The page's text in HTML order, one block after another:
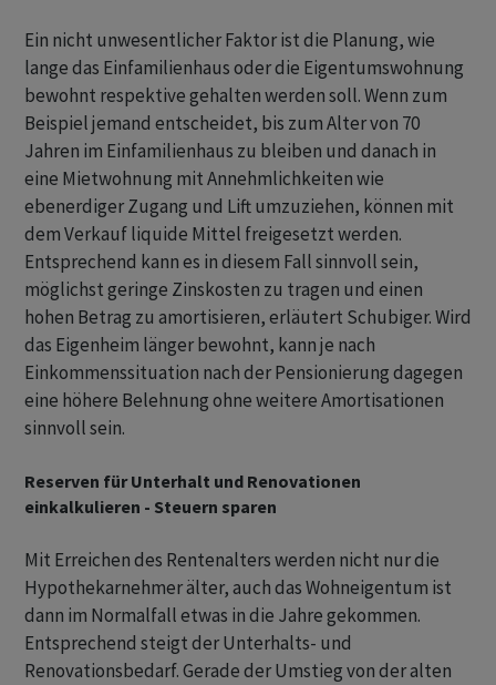
Ein nicht unwesentlicher Faktor ist die Planung, wie
lange das Einfamilienhaus oder die Eigentumswohnung
bewohnt respektive gehalten werden soll. Wenn zum
Beispiel jemand entscheidet, bis zum Alter von 70
Jahren im Einfamilienhaus zu bleiben und danach in
eine Mietwohnung mit Annehmlichkeiten wie
ebenerdiger Zugang und Lift umzuziehen, können mit
dem Verkauf liquide Mittel freigesetzt werden.
Entsprechend kann es in diesem Fall sinnvoll sein,
möglichst geringe Zinskosten zu tragen und einen
hohen Betrag zu amortisieren, erläutert Schubiger. Wird
das Eigenheim länger bewohnt, kann je nach
Einkommenssituation nach der Pensionierung dagegen
eine höhere Belehnung ohne weitere Amortisationen
sinnvoll sein.
Reserven für Unterhalt und Renovationen
einkalkulieren - Steuern sparen
Mit Erreichen des Rentenalters werden nicht nur die
Hypothekarnehmer älter, auch das Wohneigentum ist
dann im Normalfall etwas in die Jahre gekommen.
Entsprechend steigt der Unterhalts- und
Renovationsbedarf. Gerade der Umstieg von der alten